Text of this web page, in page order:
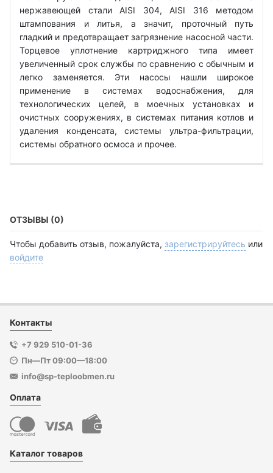
нержавеющей стали AISI 304, AISI 316 методом
штампования и литья, а значит, проточный путь
гладкий и предотвращает загрязнение насосной части.
Торцевое уплотнение картриджного типа имеет
увеличенный срок службы по сравнению с обычным и
легко заменяется. Эти насосы нашли широкое
применение в системах водоснабжения, для
технологических целей, в моечных установках и
очистных сооружениях, в системах питания котлов и
удаления конденсата, системы ультра-фильтрации,
системы обратного осмоса и прочее.
ОТЗЫВЫ (0)
Чтобы добавить отзыв, пожалуйста, зарегистрируйтесь или
войдите
Контакты
+7 929 510-01-36
Пн—Пт 09:00—18:00
info@sp-teploobmen.ru
Оплата
Каталог товаров